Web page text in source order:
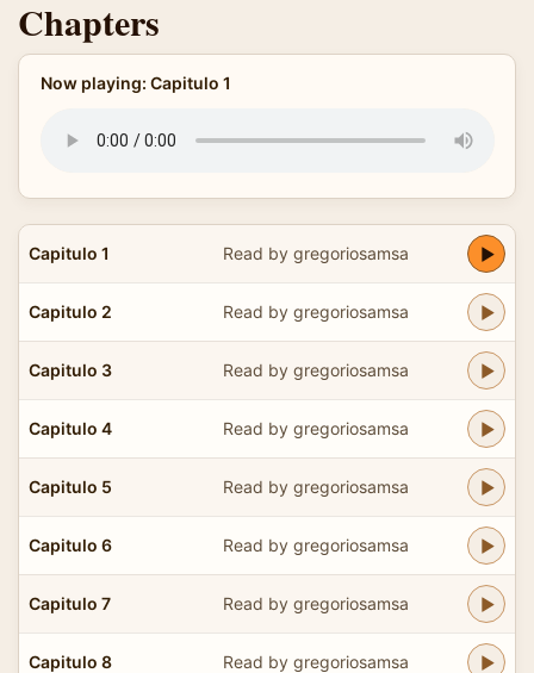
Chapters
Now playing: Capitulo 1
Capitulo 1 Read by gregoriosamsa
Capitulo 2 Read by gregoriosamsa
Capitulo 3 Read by gregoriosamsa
Capitulo 4 Read by gregoriosamsa
Capitulo 5 Read by gregoriosamsa
Capitulo 6 Read by gregoriosamsa
Capitulo 7 Read by gregoriosamsa
Capitulo 8 Read by gregoriosamsa